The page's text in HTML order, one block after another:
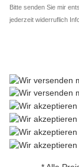
Bitte senden Sie mir
jederzeit widerruflich